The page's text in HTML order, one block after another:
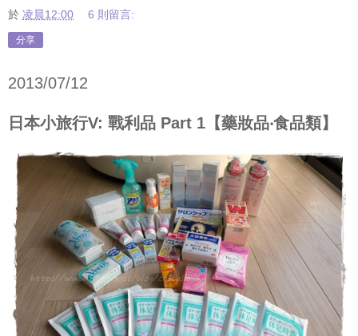
於 凌晨12:00 6 則留言:
分享
2013/07/12
日本小旅行V: 戰利品 Part 1【藥妝品‧食品類】